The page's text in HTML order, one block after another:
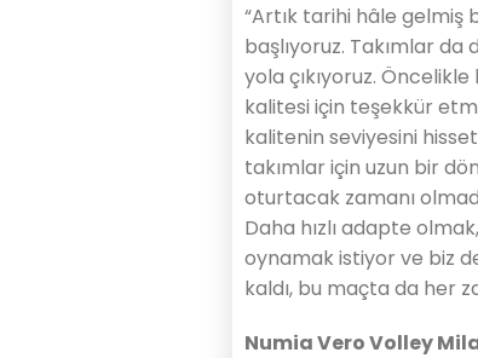
“Artık tarihi hâle gelmiş
başlıyoruz. Takımlar
yola çıkıyoruz.
kalitesi için teşekkür
kalitenin seviyesini
takımlar için uzun bir
oturtacak zamanı
Daha hızlı adapte
oynamak istiyor ve biz
kaldı, bu maçta da her
Numia Vero Volley